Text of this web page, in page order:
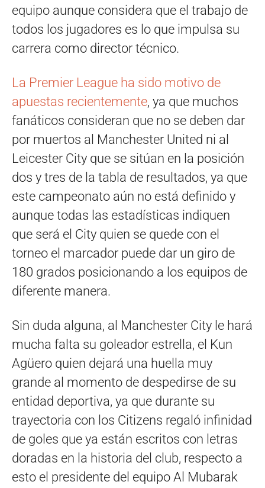
equipo aunque considera que el trabajo de
todos los jugadores es lo que impulsa su
carrera como director técnico.
La Premier League ha sido motivo de
apuestas recientemente, ya que muchos
fanáticos consideran que no se deben dar
por muertos al Manchester United ni al
Leicester City que se sitúan en la posición
dos y tres de la tabla de resultados, ya que
este campeonato aún no está definido y
aunque todas las estadísticas indiquen
que será el City quien se quede con el
torneo el marcador puede dar un giro de
180 grados posicionando a los equipos de
diferente manera.
Sin duda alguna, al Manchester City le hará
mucha falta su goleador estrella, el Kun
Agüero quien dejará una huella muy
grande al momento de despedirse de su
entidad deportiva, ya que durante su
trayectoria con los Citizens regaló infinidad
de goles que ya están escritos con letras
doradas en la historia del club, respecto a
esto el presidente del equipo Al Mubarak